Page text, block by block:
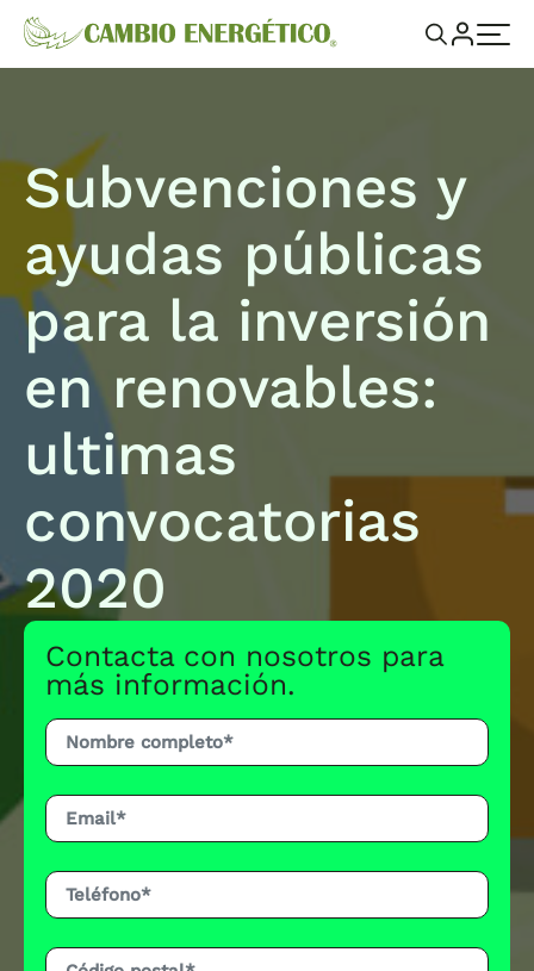
Subvenciones y
ayudas públicas
para la inversión
en renovables:
ultimas
convocatorias
2020
Contacta con nosotros para
más información.